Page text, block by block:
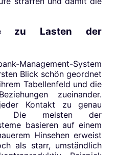
zu Lasten der
Management-System
Blick schön geordnet
Tabellenfeld und die
zueinander.
Kontakt zu genau
Die meisten der
basieren auf einem
Hinsehen erweist
als starr, umständlich